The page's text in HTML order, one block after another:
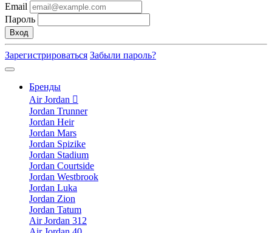
Email
Пароль
Вход
Зарегистрироваться Забыли пароль?
Бренды
Air Jordan
Jordan Trunner
Jordan Heir
Jordan Mars
Jordan Spizike
Jordan Stadium
Jordan Courtside
Jordan Westbrook
Jordan Luka
Jordan Zion
Jordan Tatum
Air Jordan 312